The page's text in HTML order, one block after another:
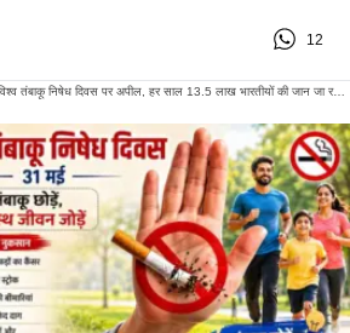
12
तंबाकू से दूर रहें, विश्व तंबाकू निषेध दिवस पर अपील, हर साल 13.5 लाख भारतीयों की जान जा रही है